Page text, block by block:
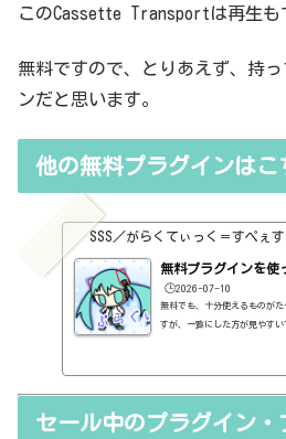
このCassette Transportは再生も
無料ですので、とりあえず、持
ンだと思います。
他の無料プラグインはこ
SSS／がらくてぃっく＝すぺぇす
無料プラグインを
🕒️2026-07-10
無料でも、十分使えるものが
すが、一覧にした方が見やす
1%aeample-bass-p-lite-
1%a6%e3%81%bf/Ample
～https://sss-music.xyz/2021/
セール中のプラグイン・